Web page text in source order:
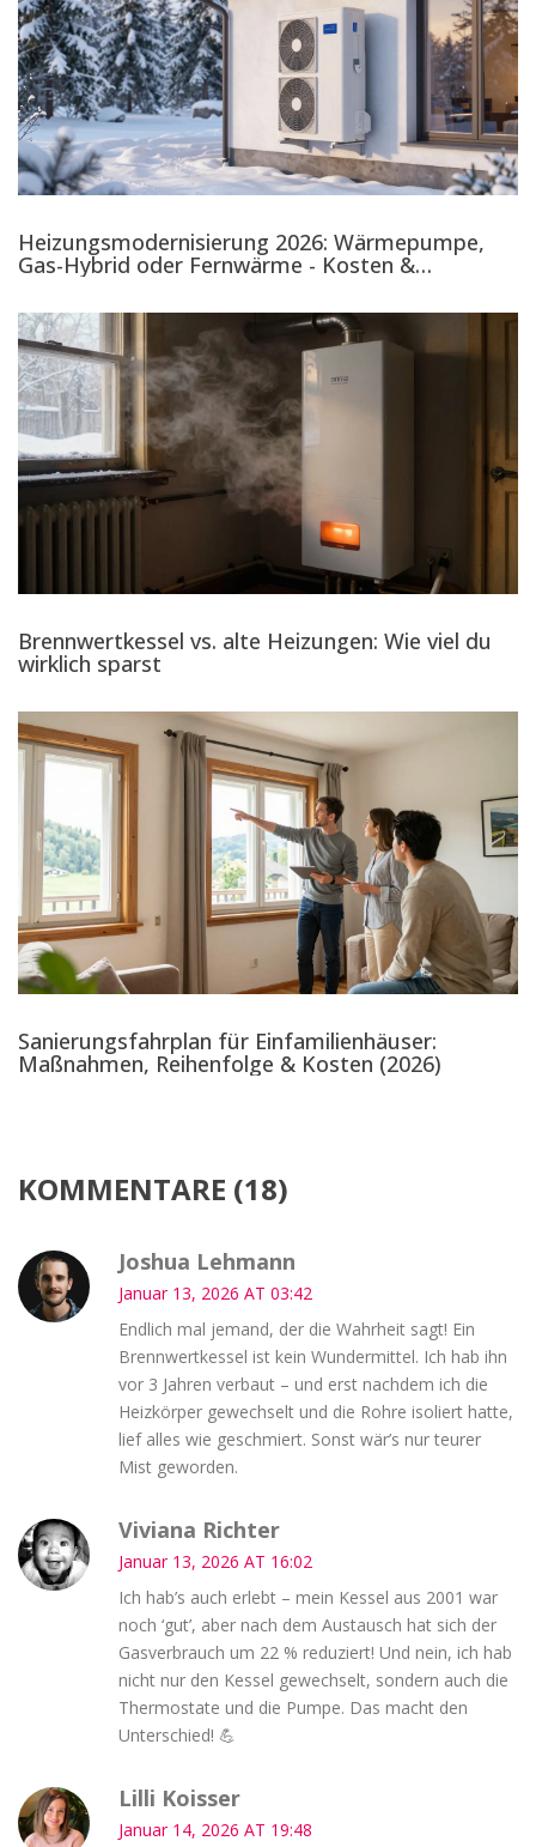
Heizungsmodernisierung 2026: Wärmepumpe,
Gas-Hybrid oder Fernwärme - Kosten &
Brennwertkessel vs. alte Heizungen: Wie viel du
wirklich sparst
Sanierungsfahrplan für Einfamilienhäuser:
Maßnahmen, Reihenfolge & Kosten (2026)
KOMMENTARE (18)
Joshua Lehmann
Januar 13, 2026 AT 03:42
Endlich mal jemand, der die Wahrheit sagt! Ein
Brennwertkessel ist kein Wundermittel. Ich hab ihn
vor 3 Jahren verbaut – und erst nachdem ich die
Heizkörper gewechselt und die Rohre isoliert hatte,
lief alles wie geschmiert. Sonst wär’s nur teurer
Mist geworden.
Viviana Richter
Januar 13, 2026 AT 16:02
Ich hab’s auch erlebt – mein Kessel aus 2001 war
noch ‘gut’, aber nach dem Austausch hat sich der
Gasverbrauch um 22 % reduziert! Und nein, ich hab
nicht nur den Kessel gewechselt, sondern auch die
Thermostate und die Pumpe. Das macht den
Unterschied! 💪
Lilli Koisser
Januar 14, 2026 AT 19:48